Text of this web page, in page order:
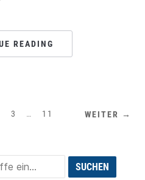
READING
3 … 11 WEITER →